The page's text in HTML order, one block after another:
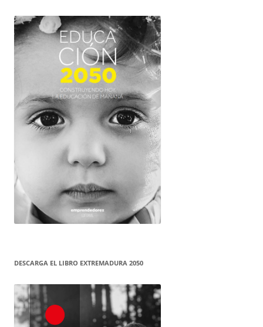
DESCARGA EL LIBRO EXTREMADURA 2050